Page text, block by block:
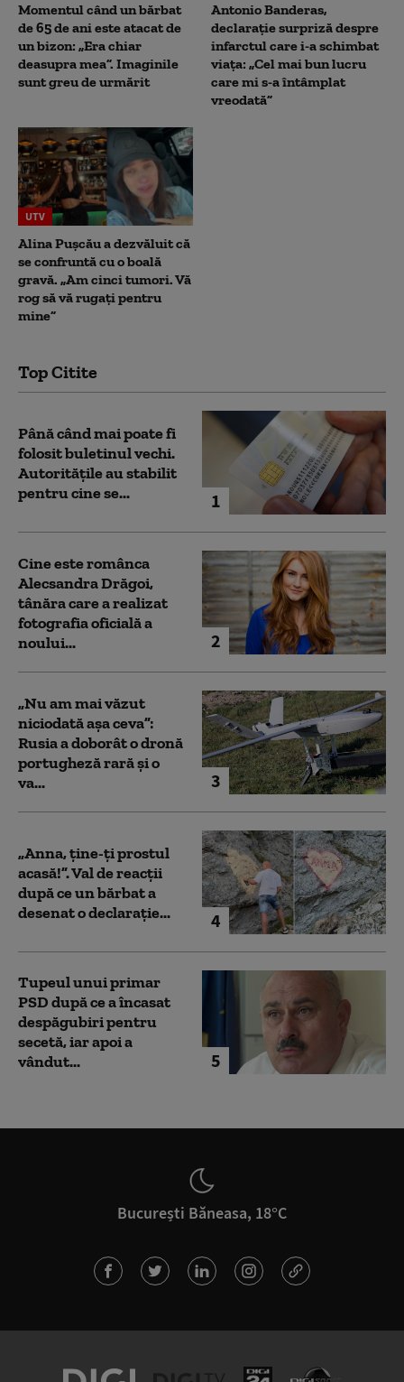
Momentul când un bărbat
de 65 de ani este atacat de
un bizon: „Era chiar
deasupra mea”. Imaginile
sunt greu de urmărit
Antonio Banderas,
declarație surpriză despre
infarctul care i-a schimbat
viața: „Cel mai bun lucru
care mi s-a întâmplat
vreodată”
UTV
Alina Pușcău a dezvăluit că
se confruntă cu o boală
gravă. „Am cinci tumori. Vă
rog să vă rugați pentru
mine”
Top Citite
1
Până când mai poate fi
folosit buletinul vechi.
Autoritățile au stabilit
pentru cine se...
2
Cine este românca
Alecsandra Drăgoi,
tânăra care a realizat
fotografia oficială a
noului...
3
„Nu am mai văzut
niciodată așa ceva”:
Rusia a doborât o dronă
portugheză rară și o
va...
4
„Anna, ţine-ţi prostul
acasă!”. Val de reacții
după ce un bărbat a
desenat o declarație...
5
Tupeul unui primar
PSD după ce a încasat
despăgubiri pentru
secetă, iar apoi a
vândut...
București Băneasa, 18°C